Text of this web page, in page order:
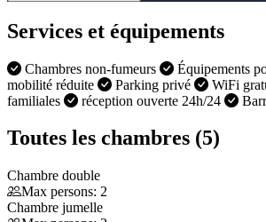
Services et équipements
Chambres non-fumeurs
Équipements
mobilité réduite
Parking privé WiFi
familiales
réception ouverte 24h/24
Toutes les chambres (5)
Chambre double
Max persons: 2
Chambre jumelle